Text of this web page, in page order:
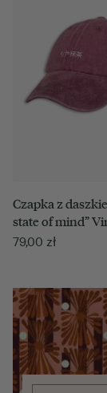
Czapka z
state of mind”
79,00 zł